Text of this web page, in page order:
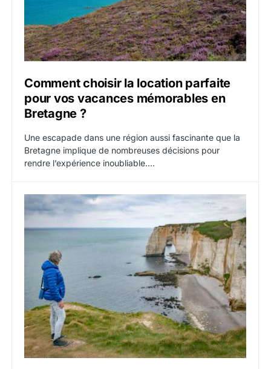
Comment choisir la location parfaite
pour vos vacances mémorables en
Bretagne ?
Une escapade dans une région aussi fascinante que la
Bretagne implique de nombreuses décisions pour
rendre l’expérience inoubliable.…